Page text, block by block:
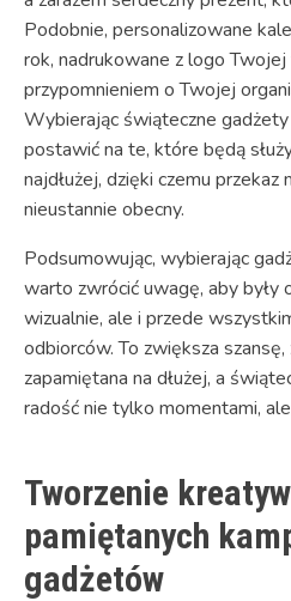
Podobnie, personalizowane
rok, nadrukowane z logo
przypomnieniem o Twojej
Wybierając świąteczne
postawić na te, które będą
najdłużej, dzięki czemu
nieustannie obecny.
Podsumowując, wybierając
warto zwrócić uwagę, aby były
wizualnie, ale i przede
odbiorców. To zwiększa
zapamiętana na dłużej, a
radość nie tylko momentami,
Tworzenie
pamiętanych
gadżetów